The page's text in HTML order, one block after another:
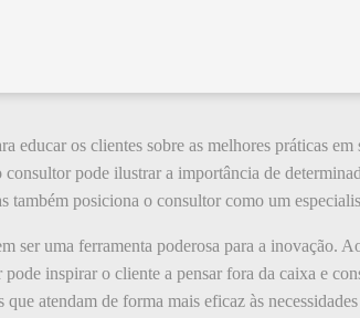
educar os clientes sobre as melhores práticas
pode ilustrar a importância de
também posiciona o consultor como um
ser uma ferramenta poderosa para a inovação.
inspirar o cliente a pensar fora da caixa e
atendam de forma mais eficaz às